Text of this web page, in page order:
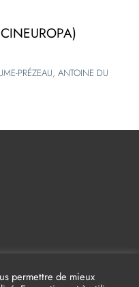
PRÉZEAU,ANTOINE DU
permettre de mieux